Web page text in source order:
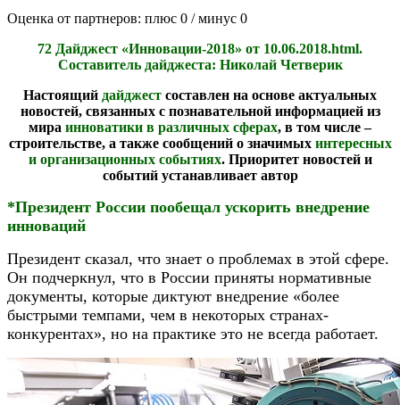
Оценка от партнеров: плюс 0 / минус 0
72 Дайджест «Инновации-2018» от 10.06.2018.html.
Составитель дайджеста: Николай Четверик
Настоящий дайджест составлен на основе актуальных
новостей, связанных с познавательной информацией из
мира инноватики в различных сферах, в том числе –
строительстве, а также сообщений о значимыхинтересных
и организационных событиях. Приоритет новостей и
событий устанавливает автор
*Президент России пообещал ускорить внедрение
инноваций
Президент сказал, что знает о проблемах в этой сфере.
Он подчеркнул, что в России приняты нормативные
документы, которые диктуют внедрение «более
быстрыми темпами, чем в некоторых странах-
конкурентах», но на практике это не всегда работает.